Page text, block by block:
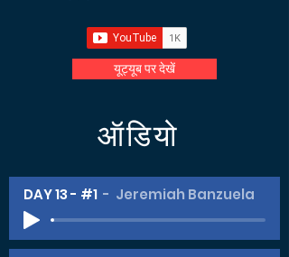
यूट्यूब पर देखें
ऑडियो
DAY 13 - #1 Jeremiah Banzuela